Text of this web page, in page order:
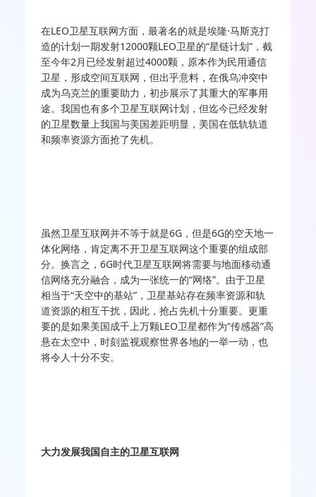
在LEO卫星互联网方面，最著名的就是埃隆·马斯克打
造的计划一期发射12000颗LEO卫星的“星链计划”，截
至今年2月已经发射超过4000颗，原本作为民用通信
卫星，形成空间互联网，但出乎意料，在俄乌冲突中
成为乌克兰的重要助力，初步展示了其重大的军事用
途。我国也有多个卫星互联网计划，但迄今已经发射
的卫星数量上我国与美国差距明显，美国在低轨轨道
和频率资源方面抢了先机。
虽然卫星互联网并不等于就是6G，但是6G的空天地一
体化网络，肯定离不开卫星互联网这个重要的组成部
分。换言之，6G时代卫星互联网将需要与地面移动通
信网络充分融合，成为一张统一的“网络”。由于卫星
相当于“天空中的基站”，卫星基站存在频率资源和轨
道资源的相互干扰，因此，抢占先机十分重要。更重
要的是如果美国成千上万颗LEO卫星都作为“传感器”高
悬在太空中，时刻监视观察世界各地的一举一动，也
将令人十分不安。
大力发展我国自主的卫星互联网